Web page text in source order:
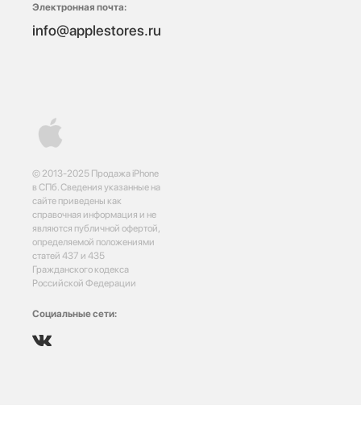
© 2013-2025 Продажа iPhone
в СПб. Сведения указанные на
сайте приведены как
справочная информация и не
являются публичной офертой,
определяемой положениями
статей 437 и 435
Гражданского кодекса
Российской Федерации
Социальные сети:
Электронная почта:
info@applestores.ru